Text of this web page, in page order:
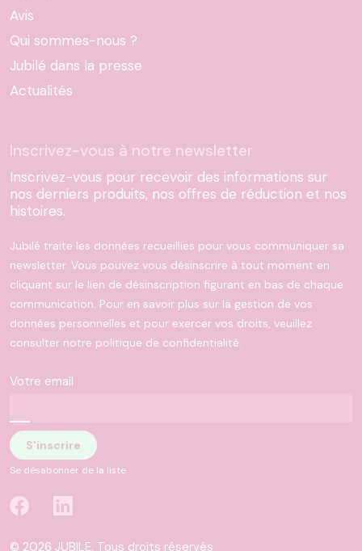
Avis
Qui sommes-nous ?
Jubilé dans la presse
Actualités
Inscrivez-vous à notre newsletter
Inscrivez-vous pour recevoir des informations sur
nos derniers produits, nos offres de réduction et nos
histoires.
Jubilé traite les données recueillies pour vous communiquer sa
newsletter. Vous pouvez vous désinscrire à tout moment en
cliquant sur le lien de désinscription figurant en bas de chaque
communication. Pour en savoir plus sur la gestion de vos
données personnelles et pour exercer vos droits, veuillez
consulter notre politique de confidentialité.
Votre email
Se désabonner de la liste
© 2026 JUBILE. Tous droits réservés